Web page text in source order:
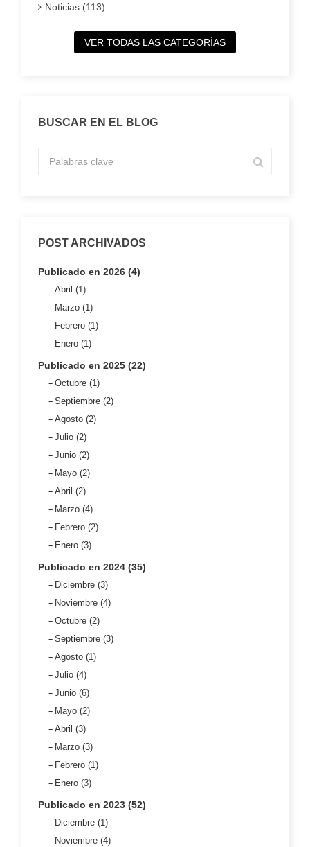
Noticias (113)
VER TODAS LAS CATEGORÍAS
BUSCAR EN EL BLOG
POST ARCHIVADOS
Publicado en 2026 (4)
Abril (1)
Marzo (1)
Febrero (1)
Enero (1)
Publicado en 2025 (22)
Octubre (1)
Septiembre (2)
Agosto (2)
Julio (2)
Junio (2)
Mayo (2)
Abril (2)
Marzo (4)
Febrero (2)
Enero (3)
Publicado en 2024 (35)
Diciembre (3)
Noviembre (4)
Octubre (2)
Septiembre (3)
Agosto (1)
Julio (4)
Junio (6)
Mayo (2)
Abril (3)
Marzo (3)
Febrero (1)
Enero (3)
Publicado en 2023 (52)
Diciembre (1)
Noviembre (4)